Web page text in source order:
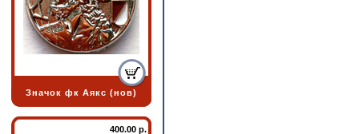
Значок фк Аякс (нов)
400.00 р.